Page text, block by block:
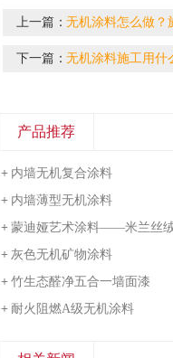
上一篇：无机涂料怎么做？
下一篇：无机涂料施工用什
产品推荐
+ 内墙无机复合涂料
+ 内墙薄型无机涂料
+ 蒙迪娅艺术涂料——米兰丝
+ 灰色无机矿物涂料
+ 竹生态醛净五合一墙面漆
+ 耐火阻燃A级无机涂料